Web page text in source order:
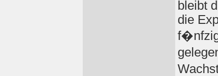
bleibt
die